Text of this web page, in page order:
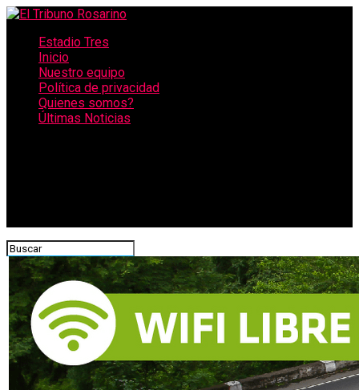
Estadio Tres
Inicio
Nuestro equipo
Política de privacidad
Quienes somos?
Últimas Noticias